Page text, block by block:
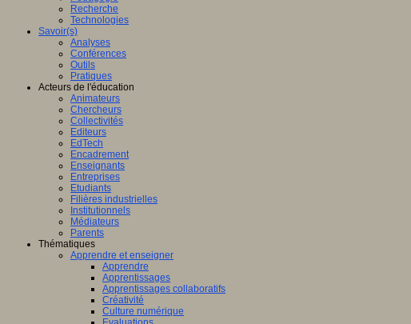
Recherche
Technologies
Savoir(s)
Analyses
Conférences
Outils
Pratiques
Acteurs de l'éducation
Animateurs
Chercheurs
Collectivités
Editeurs
EdTech
Encadrement
Enseignants
Entreprises
Etudiants
Filières industrielles
Institutionnels
Médiateurs
Parents
Thématiques
Apprendre et enseigner
Apprendre
Apprentissages
Apprentissages collaboratifs
Créativité
Culture numérique